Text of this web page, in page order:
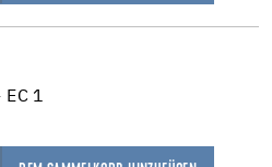
1